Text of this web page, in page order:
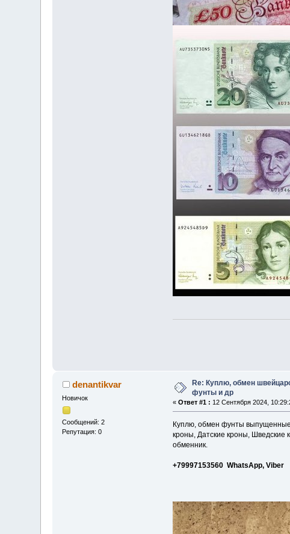
denantikvar
Новичок
Сообщений: 2
Репутация: 0
Re: Куплю, обмен
фунты и др
« Ответ #1 : 12 Сентября 2024,
Куплю, обмен фунты
кроны, Датские кроны, Шведские
обменник.
+79997153560 WhatsApp, Viber